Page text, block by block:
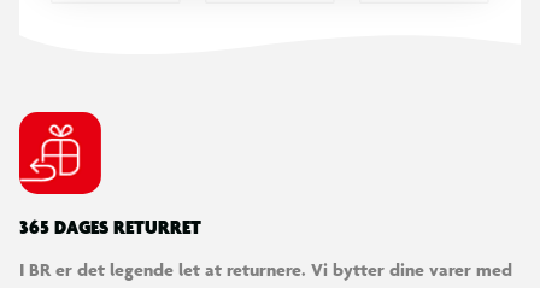
365 DAGES RETURRET
I BR er det legende let at returnere. Vi bytter dine varer med